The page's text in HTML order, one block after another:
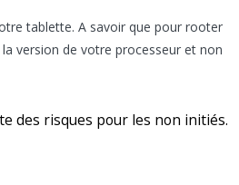
tablette. A savoir que pour rooter
version de votre processeur et non
des risques pour les non initiés.